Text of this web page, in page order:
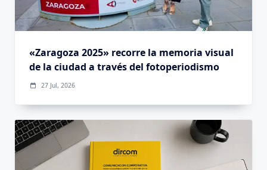
«Zaragoza 2025» recorre la memoria visual
de la ciudad a través del fotoperiodismo
27 Jul, 2026